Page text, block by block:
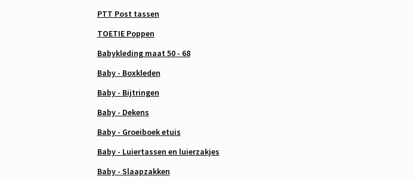
PTT Post tassen
TOETIE Poppen
Babykleding maat 50 - 68
Baby - Boxkleden
Baby - Bijtringen
Baby - Dekens
Baby - Groeiboek etuis
Baby - Luiertassen en luierzakjes
Baby - Slaapzakken